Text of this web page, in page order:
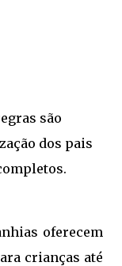
são
dos pais
oferecem
crianças até